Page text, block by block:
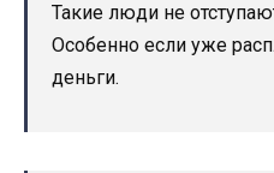
Такие люди не
Особенно если уже
деньги.